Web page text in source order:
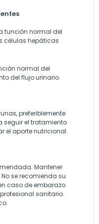
función normal del
células hepáticas
normal del
del flujo urinario.
preferiblemente
seguir el tratamiento
el aporte nutricional.
Mantener
se recomienda su
caso de embarazo
sanitario.